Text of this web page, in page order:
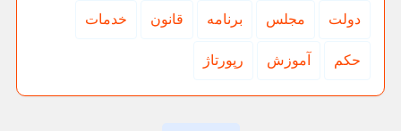
دولت مجلس برنامه قانون خدمات
حكم آموزش رپورتاژ